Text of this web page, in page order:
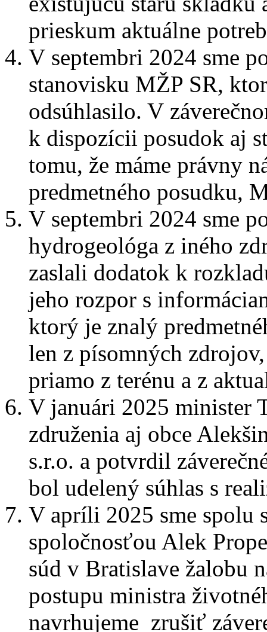
prieskum aktuálne
V septembri 2024 sme
stanovisku MŽP SR,
odsúhlasilo. V
k dispozícii posudok aj
tomu, že máme právny
predmetného posudku,
V septembri 2024 sme
hydrogeológa z iného
zaslali dodatok k
jeho rozpor s
ktorý je znalý
len z písomných
priamo z terénu a z
V januári 2025 minister
združenia aj obce
s.r.o. a potvrdil
bol udelený súhlas s
V apríli 2025 sme spolu
spoločnosťou Alek
súd v Bratislave žalobu
postupu ministra
navrhujeme zrušiť